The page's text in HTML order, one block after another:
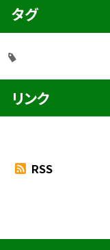
タグ
リンク
RSS